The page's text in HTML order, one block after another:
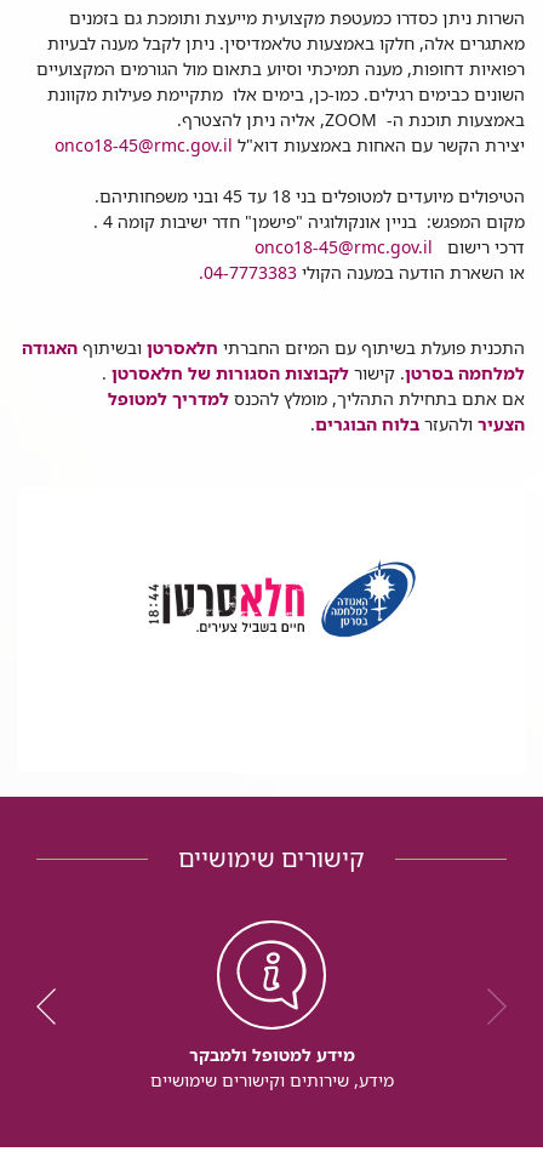
צעירים
בימי
קורונה
השרות ניתן כסדרו כמעטפת מקצועית מייעצת ותומכת גם בזמנים
מאתגרים אלה, חלקו באמצעות טלאמדיסין. ניתן לקבל מענה לבעיות
רפואיות דחופות, מענה תמיכתי וסיוע בתאום מול הגורמים המקצועיים
השונים כבימים רגילים. כמו-כן, בימים אלו מתקיימת פעילות מקוונת
באמצעות תוכנת ה- ZOOM, אליה ניתן להצטרף.
יצירת הקשר עם האחות באמצעות דוא"ל onco18-45@rmc.gov.il
הטיפולים מיועדים למטופלים בני 18 עד 45 ובני משפחותיהם
.
מקום המפגש: בניין אונקולוגיה "פישמן" חדר ישיבות קומה 4 .
דרכי רישום onco18-45@rmc.gov.il
או השארת הודעה במענה הקולי .
התכנית פועלת בשיתוף עם המיזם החברתי חלאסרטן ובשיתוף האגודה
למלחמה בסרטן. קישור לקבוצות הסגורות של חלאסרטן .
אם אתם בתחילת התהליך, מומלץ להכנס למדריך למטופל
הצעיר ולהעזר בלוח הבוגרים.
קישורים שימושיים
מידע למטופל ולמבקר
מידע, שירותים וקישורים שימושיים